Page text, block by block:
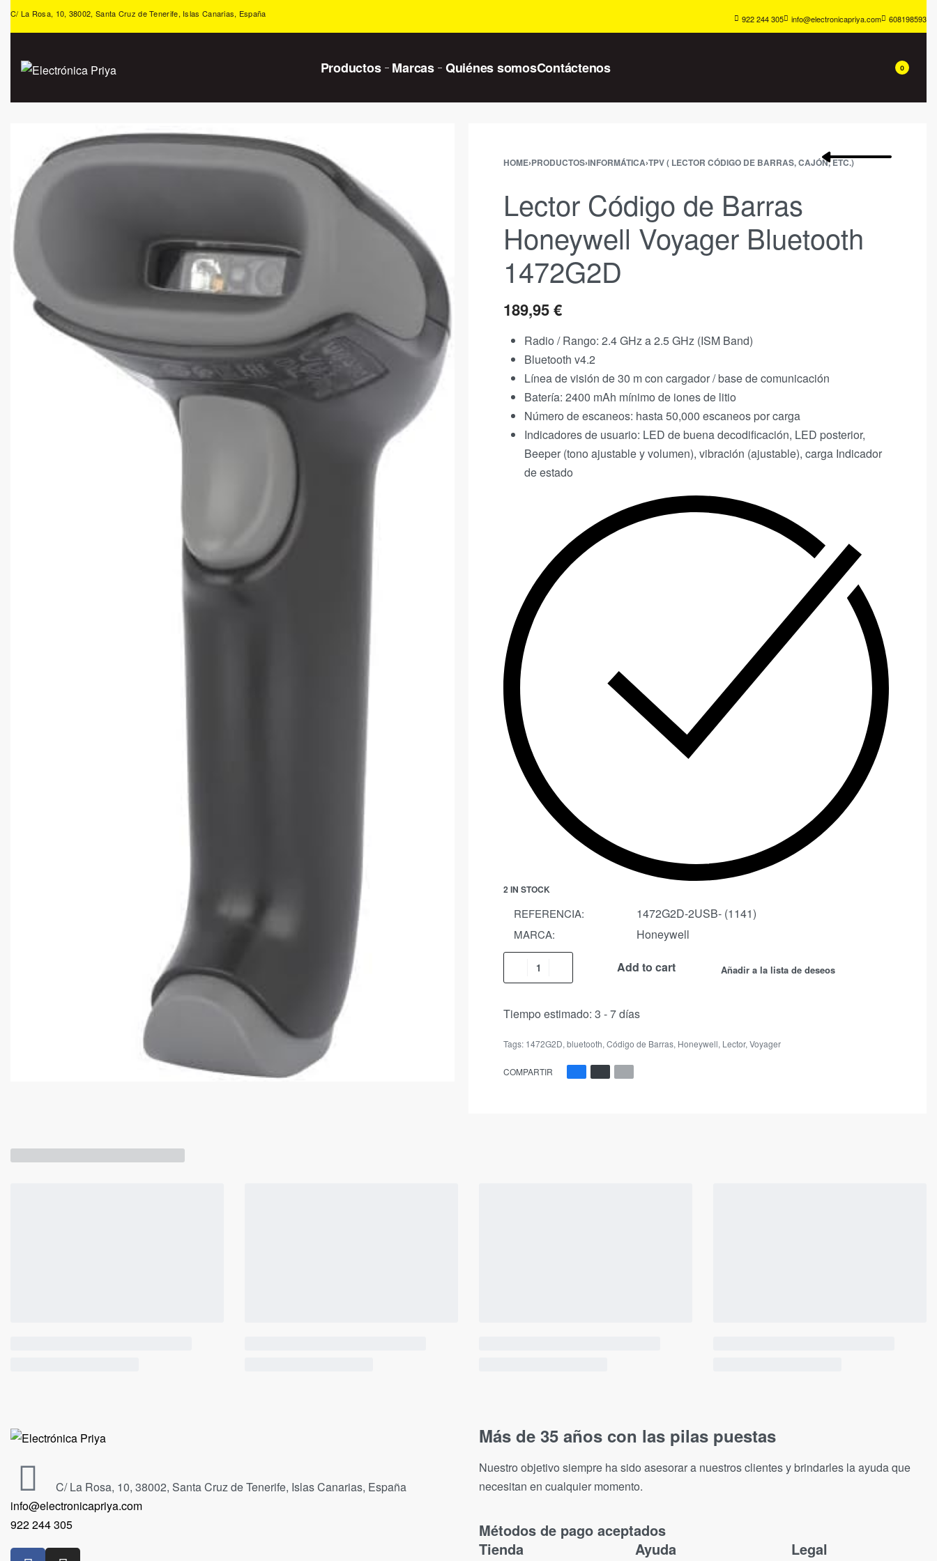
C/ La Rosa, 10, 38002, Santa Cruz de Tenerife, Islas Canarias, España 922 244 305 info@electronicapriya.com 608198593
Productos Marcas Quiénes somosContáctenos 0
HOME›PRODUCTOS›INFORMÁTICA›TPV ( LECTOR CÓDIGO DE BARRAS, CAJÓN, ETC.)
Lector Código de Barras
Honeywell Voyager Bluetooth
1472G2D
189,95€
Radio / Rango: 2.4 GHz a 2.5 GHz (ISM Band)
Bluetooth v4.2
Línea de visión de 30 m con cargador / base de comunicación
Batería: 2400 mAh mínimo de iones de litio
Número de escaneos: hasta 50,000 escaneos por carga
Indicadores de usuario: LED de buena decodificación, LED posterior,
Beeper (tono ajustable y volumen), vibración (ajustable), carga Indicador
de estado
2 IN STOCK
REFERENCIA: 1472G2D-2USB- (1141)
MARCA: Honeywell
Add to cart Añadir a la lista de deseos
Tiempo estimado: 3 - 7 días
Tags: 1472G2D, bluetooth, Código de Barras, Honeywell, Lector, Voyager
COMPARTIR
C/ La Rosa, 10, 38002, Santa Cruz de Tenerife, Islas Canarias, España
info@electronicapriya.com
922 244 305
Más de 35 años con las pilas puestas
Nuestro objetivo siempre ha sido asesorar a nuestros clientes y brindarles la ayuda que
necesitan en cualquier momento.
Métodos de pago aceptados
Tienda
Ayuda Legal